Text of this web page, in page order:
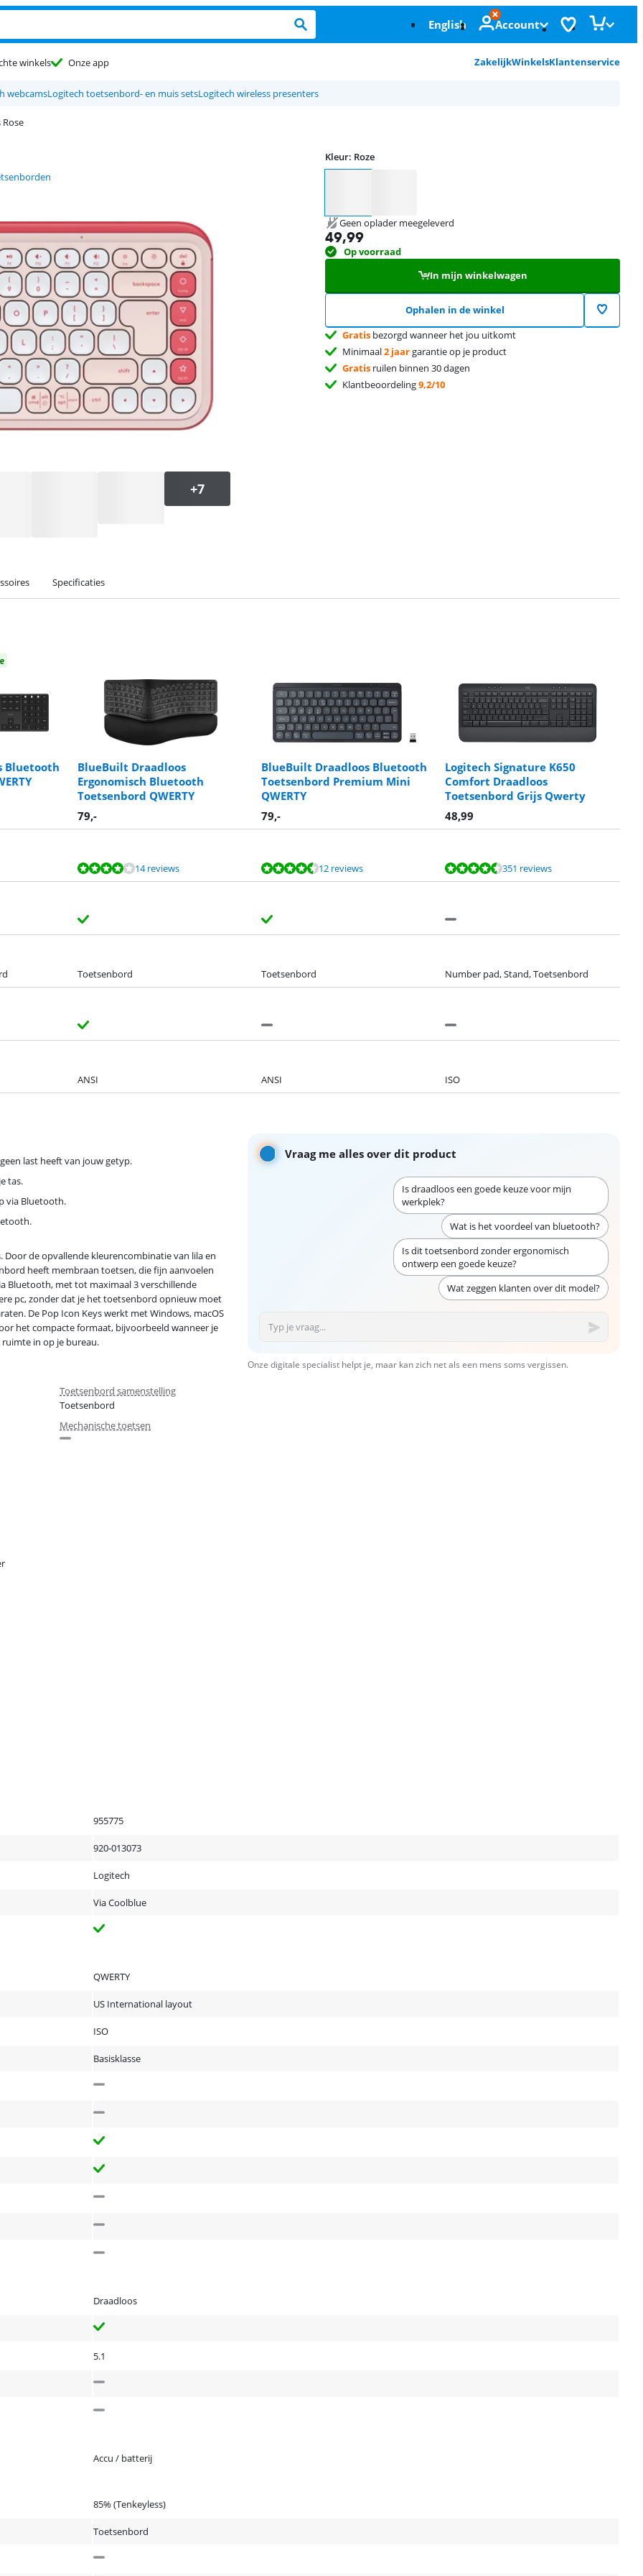
English Account
winkels Onze app ZakelijkWinkelsKlantenservice
webcamsLogitech toetsenbord- en muis setsLogitech wireless presenters
Rose
Kleur: Roze
Geen oplader meegeleverd
49,99
Op voorraad
In mijn winkelwagen
Ophalen in de winkel
Gratis bezorgd wanneer het jou uitkomt
Minimaal2 jaargarantie op je product
Gratis ruilen binnen 30 dagen
Klantbeoordeling9,2/10
Specificaties
Bluetooth
BlueBuilt Draadloos
Ergonomisch Bluetooth
Toetsenbord QWERTY
BlueBuilt Draadloos Bluetooth
Toetsenbord Premium Mini
QWERTY
Logitech Signature K650
Comfort Draadloos
Toetsenbord Grijs Qwerty
79,- 79,- 48,99
14 reviews 12 reviews 351 reviews
Toetsenbord Toetsenbord Number pad, Stand, Toetsenbord
ANSI ANSI ISO
Vraag me alles over dit product
Is draadloos een goede keuze voor mijn
werkplek?
Wat is het voordeel van bluetooth?
Is dit toetsenbord zonder ergonomisch
ontwerp een goede keuze?
Wat zeggen klanten over dit model?
Onze digitale specialist helpt je, maar kan zich net als een mens soms vergissen.
last heeft van jouw getyp.
tas.
via Bluetooth.
de opvallende kleurencombinatie van lila en
heeft membraan toetsen, die fijn aanvoelen
Bluetooth, met tot maximaal 3 verschillende
pc, zonder dat je het toetsenbord opnieuw moet
De Pop Icon Keys werkt met Windows, macOS
het compacte formaat, bijvoorbeeld wanneer je
in op je bureau.
Toetsenbord samenstelling
Toetsenbord
Mechanische toetsen
955775
920-013073
Logitech
Via Coolblue
QWERTY
US International layout
ISO
Basisklasse
Draadloos
5.1
Accu / batterij
85% (Tenkeyless)
Toetsenbord